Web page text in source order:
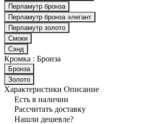
Перламутр бронза
Перламутр бронза элегант
Перламутр золото
Смоки
Сэнд
Кромка : Бронза
Бронза
Золото
Характеристики Описание
Есть в наличии
Рассчитать доставку
Нашли дешевле?